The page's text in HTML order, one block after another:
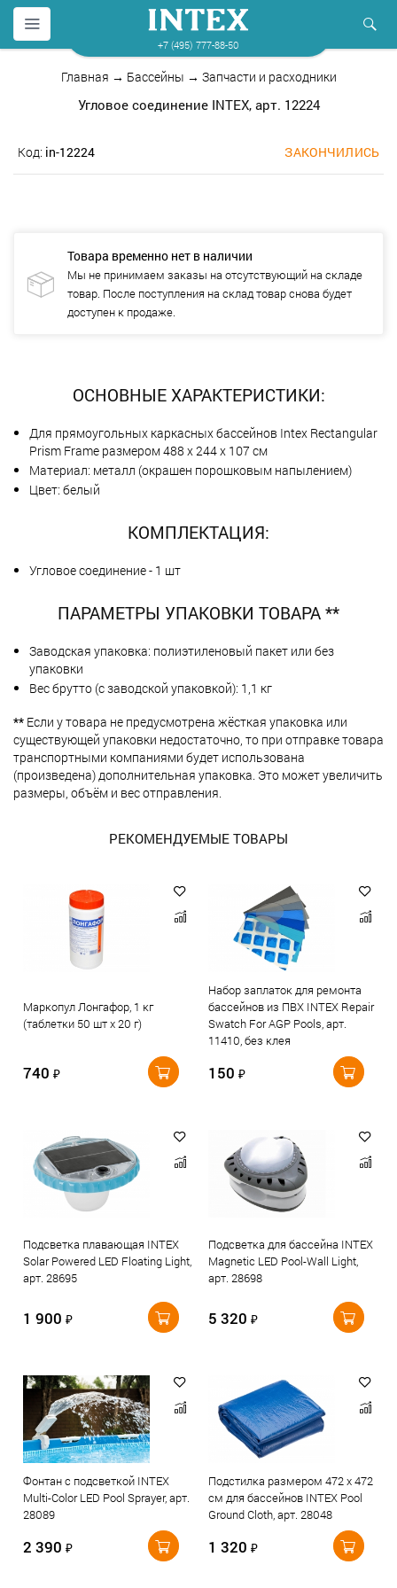
+7 (495) 777-88-50
Главная → Бассейны → Запчасти и расходники
Угловое соединение INTEX, арт. 12224
Код: in-12224 ЗАКОНЧИЛИСЬ
Товара временно нет в наличии
Мы не принимаем заказы на отсутствующий на складе
товар. После поступления на склад товар снова будет
доступен к продаже.
ОСНОВНЫЕ ХАРАКТЕРИСТИКИ:
Для прямоугольных каркасных бассейнов Intex Rectangular
Prism Frame размером 488 х 244 х 107 см
Материал: металл (окрашен порошковым напылением)
Цвет: белый
КОМПЛЕКТАЦИЯ:
Угловое соединение - 1 шт
ПАРАМЕТРЫ УПАКОВКИ ТОВАРА **
Заводская упаковка: полиэтиленовый пакет или без
упаковки
Вес брутто (с заводской упаковкой): 1,1 кг
** Если у товара не предусмотрена жёсткая упаковка или
существующей упаковки недостаточно, то при отправке товара
транспортными компаниями будет использована
(произведена) дополнительная упаковка. Это может увеличить
размеры, объём и вес отправления.
РЕКОМЕНДУЕМЫЕ ТОВАРЫ
Маркопул Лонгафор, 1 кг
(таблетки 50 шт х 20 г)
740 ₽
Набор заплаток для ремонта
бассейнов из ПВХ INTEX Repair
Swatch For AGP Pools, арт.
11410, без клея
150 ₽
Подсветка плавающая INTEX
Solar Powered LED Floating Light,
арт. 28695
1 900 ₽
Подсветка для бассейна INTEX
Magnetic LED Pool-Wall Light,
арт. 28698
5 320 ₽
Фонтан с подсветкой INTEX
Multi-Color LED Pool Sprayer, арт.
28089
2 390 ₽
Подстилка размером 472 х 472
см для бассейнов INTEX Pool
Ground Cloth, арт. 28048
1 320 ₽